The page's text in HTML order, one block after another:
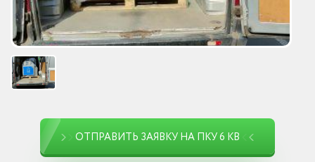
ОТПРАВИТЬ ЗАЯВКУ НА ПКУ 6 КВ